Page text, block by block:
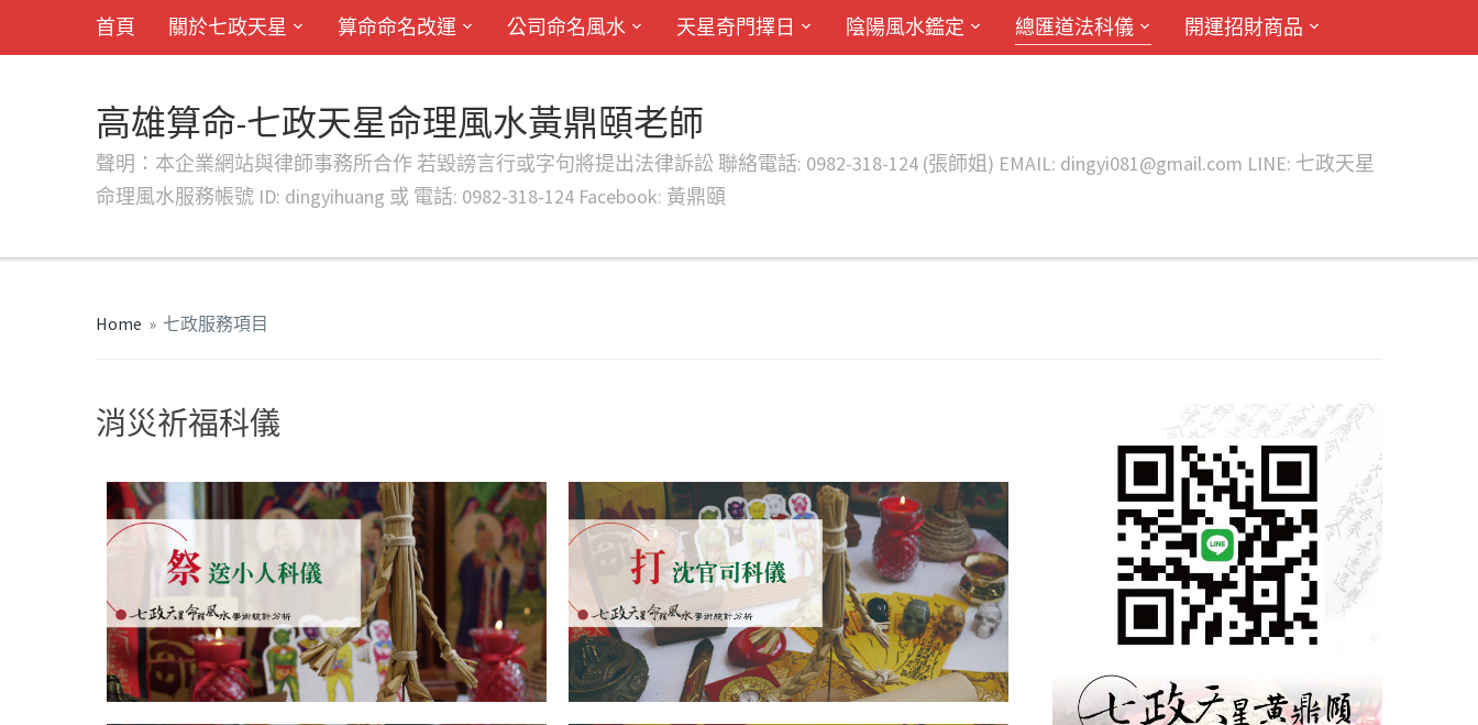
首頁 關於七政天星 算命命名改運 公司命名風水 天星奇門擇日 陰陽風水鑑定 總匯道法科儀 開運招財商品
高雄算命-七政天星命理風水黃鼎頤老師
聲明：本企業網站與律師事務所合作 若毀謗言行或字句將提出法律訴訟 聯絡電話: 0982-318-124 (張師姐) EMAIL: dingyi081@gmail.com LINE: 七政天星
命理風水服務帳號 ID: dingyihuang 或 電話: 0982-318-124 Facebook: 黃鼎頤
Home » 七政服務項目
消災祈福科儀